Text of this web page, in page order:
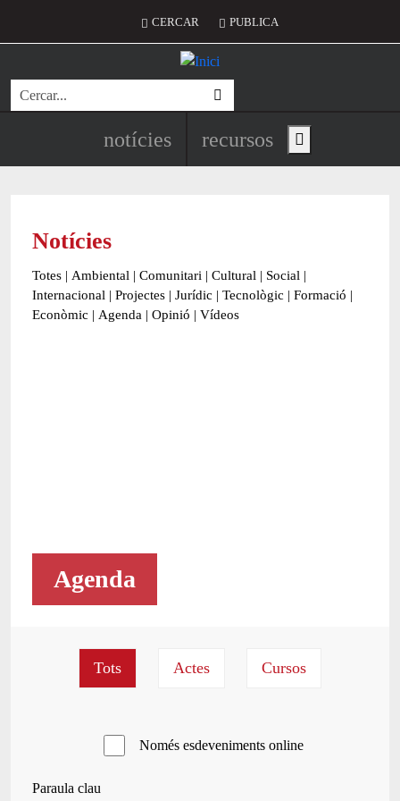
Menú del compte d'usuari
CERCAR PUBLICA
Cerca
Navegació principal de
notícies recursos Show main menu
Notícies
Totes | Ambiental | Comunitari | Cultural | Social |
Internacional | Projectes | Jurídic | Tecnològic | Formació |
Econòmic | Agenda | Opinió | Vídeos
Agenda
Només esdeveniments online
Paraula clau